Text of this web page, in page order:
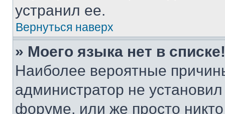
устранил ее.
Вернуться наверх
» Моего языка нет в списке!
Наиболее вероятные
администратор не
форуме, или же просто